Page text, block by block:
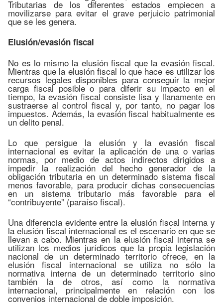
Tributarias de los diferentes estados empiecen a
movilizarse para evitar el grave perjuicio patrimonial
que se les genera.
Elusión/evasión fiscal
No es lo mismo la elusión fiscal que la evasión fiscal.
Mientras que la elusión fiscal lo que hace es utilizar los
recursos legales disponibles para conseguir la mejor
carga fiscal posible o para diferir su impacto en el
tiempo, la evasión fiscal consiste lisa y llanamente en
sustraerse al control fiscal y, por tanto, no pagar los
impuestos. Además, la evasión fiscal habitualmente es
un delito penal.
Lo que persigue la elusión y la evasión fiscal
internacional es evitar la aplicación de una o varias
normas, por medio de actos indirectos dirigidos a
impedir la realización del hecho generador de la
obligación tributaria en un determinado sistema fiscal
menos favorable, para producir dichas consecuencias
en un sistema tributario más favorable para el
“contribuyente” (paraíso fiscal).
Una diferencia evidente entre la elusión fiscal interna y
la elusión fiscal internacional es el escenario en que se
llevan a cabo. Mientras en la elusión fiscal interna se
utilizan los medios jurídicos que la propia legislación
nacional de un determinado territorio ofrece, en la
elusión fiscal internacional se utiliza no sólo la
normativa interna de un determinado territorio sino
también la de otros, así como la normativa
internacional, principalmente en relación con los
convenios internacional de doble imposición.